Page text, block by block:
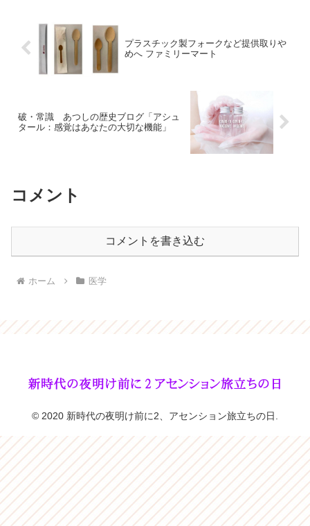
プラスチック製フォークなど提供取りや
めへ ファミリーマート
破・常識 あつしの歴史ブログ「アシュ
タール：感覚はあなたの大切な機能」
コメント
コメントを書き込む
ホーム 医学
© 2020 新時代の夜明け前に2、アセンション旅立ちの日.